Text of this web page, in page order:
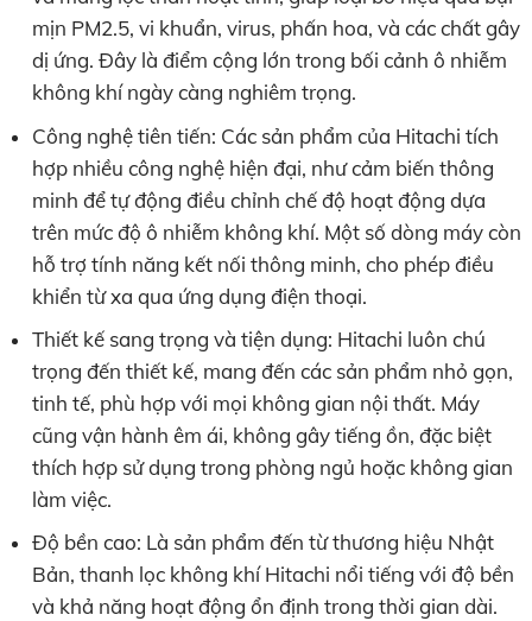
mịn PM2.5, vi khuẩn, virus, phấn hoa, và các chất gây
dị ứng. Đây là điểm cộng lớn trong bối cảnh ô nhiễm
không khí ngày càng nghiêm trọng.
Công nghệ tiên tiến: Các sản phẩm của Hitachi tích
hợp nhiều công nghệ hiện đại, như cảm biến thông
minh để tự động điều chỉnh chế độ hoạt động dựa
trên mức độ ô nhiễm không khí. Một số dòng máy còn
hỗ trợ tính năng kết nối thông minh, cho phép điều
khiển từ xa qua ứng dụng điện thoại.
Thiết kế sang trọng và tiện dụng: Hitachi luôn chú
trọng đến thiết kế, mang đến các sản phẩm nhỏ gọn,
tinh tế, phù hợp với mọi không gian nội thất. Máy
cũng vận hành êm ái, không gây tiếng ồn, đặc biệt
thích hợp sử dụng trong phòng ngủ hoặc không gian
làm việc.
Độ bền cao: Là sản phẩm đến từ thương hiệu Nhật
Bản, thanh lọc không khí Hitachi nổi tiếng với độ bền
và khả năng hoạt động ổn định trong thời gian dài.